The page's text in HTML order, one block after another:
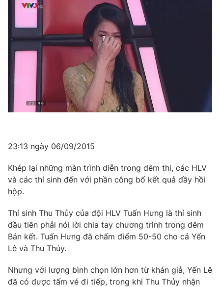
23:13 ngày 06/09/2015
Khép lại những màn trình diễn trong đêm thi, các HLV
và các thí sinh đến với phần công bố kết quả đầy hồi
hộp.
Thí sinh Thu Thủy của đội HLV Tuấn Hưng là thí sinh
đầu tiên phải nói lời chia tay chương trình trong đêm
Bán kết. Tuấn Hưng đã chấm điểm 50-50 cho cả Yến
Lê và Thu Thủy.
Nhưng với lượng bình chọn lớn hơn từ khán giả, Yến Lê
đã có được tấm vé đi tiếp, trong khi Thu Thủy nhận